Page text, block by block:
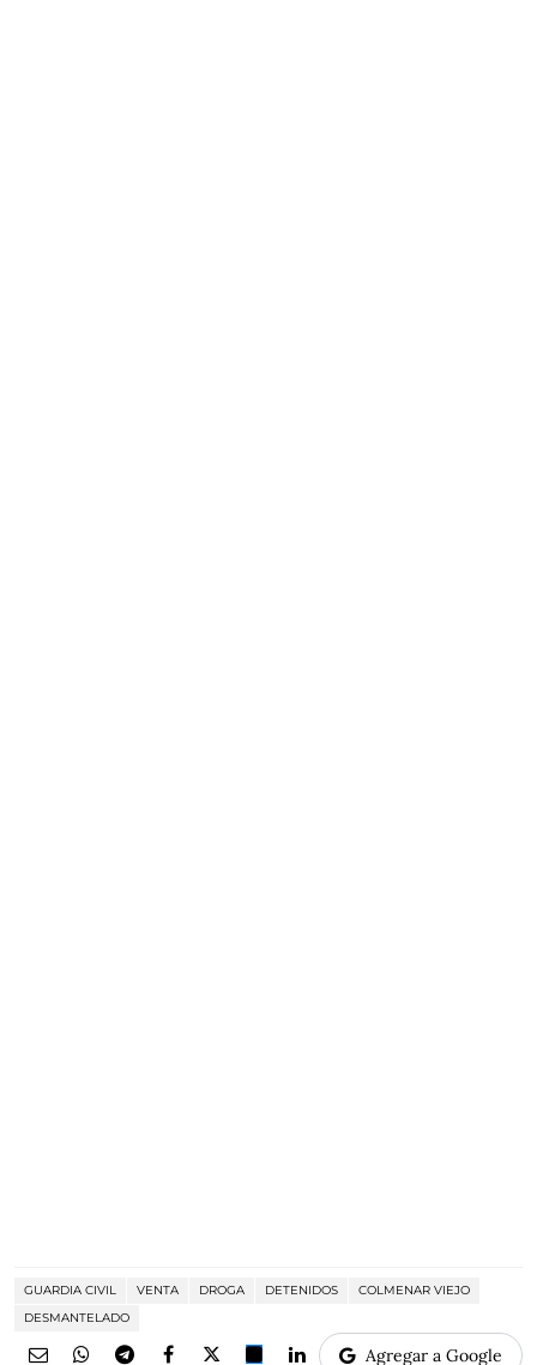
GUARDIA CIVIL VENTA DROGA DETENIDOS
COLMENAR VIEJO
DESMANTELADO
Agregar a Google